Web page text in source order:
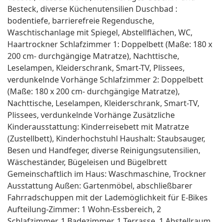
Besteck, diverse Küchenutensilien Duschbad :
bodentiefe, barrierefreie Regendusche,
Waschtischanlage mit Spiegel, Abstellflächen, WC,
Haartrockner Schlafzimmer 1: Doppelbett (Maße: 180 x
200 cm- durchgängige Matratze), Nachttische,
Leselampen, Kleiderschrank, Smart-TV, Plissees,
verdunkelnde Vorhänge Schlafzimmer 2: Doppelbett
(Maße: 180 x 200 cm- durchgängige Matratze),
Nachttische, Leselampen, Kleiderschrank, Smart-TV,
Plissees, verdunkelnde Vorhänge Zusätzliche
Kinderausstattung: Kinderreisebett mit Matratze
(Zustellbett), Kinderhochstuhl Haushalt: Staubsauger,
Besen und Handfeger, diverse Reinigungsutensilien,
Wäscheständer, Bügeleisen und Bügelbrett
Gemeinschaftlich im Haus: Waschmaschine, Trockner
Ausstattung Außen: Gartenmöbel, abschließbarer
Fahrradschuppen mit der Lademöglichkeit für E-Bikes
Aufteilung-Zimmer: 1 Wohn-Essbereich, 2